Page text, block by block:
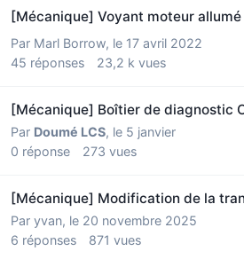
[Mécanique] Voyant moteur allumé
Par Marl Borrow, le 17 avril 2022
45 réponses 23,2 k vues
[Mécanique] Boîtier de diagnostic
Par Doumé LCS, le 5 janvier
0 réponse 273 vues
[Mécanique] Modification de la
Par yvan, le 20 novembre 2025
6 réponses 871 vues